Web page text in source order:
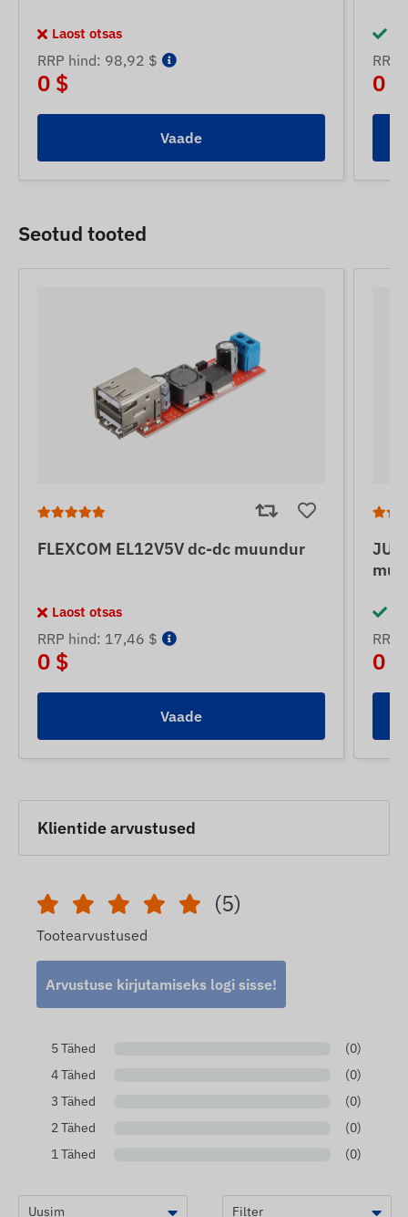
Laost otsas
RRP hind: 98,92 $
0 $
Vaade
RRP
0 $
Seotud tooted
FLEXCOM EL12V5V dc-dc muundur
Laost otsas
RRP hind: 17,46 $
0 $
Vaade
RRP
0 $
Klientide arvustused
(5)
Tootearvustused
Arvustuse kirjutamiseks logi sisse!
5 Tähed
(0)
4 Tähed
(0)
3 Tähed
(0)
2 Tähed
(0)
1 Tähed
(0)